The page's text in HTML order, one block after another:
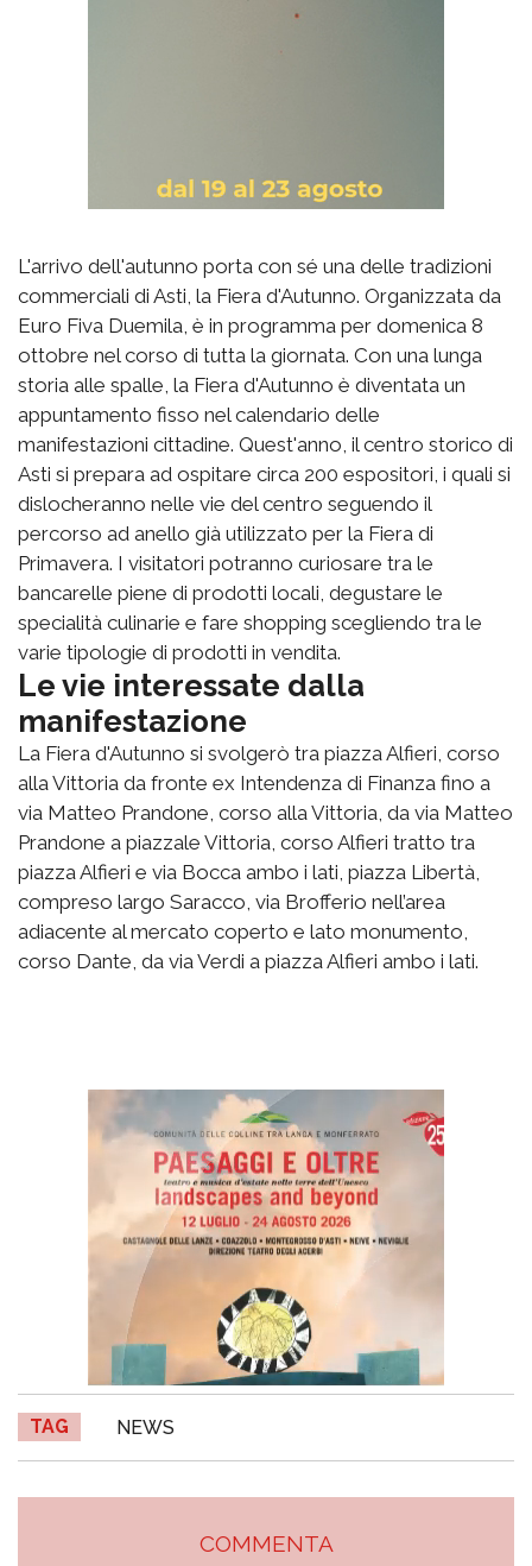
L'arrivo dell'autunno porta con sé una delle tradizioni
commerciali di Asti, la Fiera d'Autunno. Organizzata da
Euro Fiva Duemila, è in programma per domenica 8
ottobre nel corso di tutta la giornata. Con una lunga
storia alle spalle, la Fiera d'Autunno è diventata un
appuntamento fisso nel calendario delle
manifestazioni cittadine. Quest'anno, il centro storico di
Asti si prepara ad ospitare circa 200 espositori, i quali si
dislocheranno nelle vie del centro seguendo il
percorso ad anello già utilizzato per la Fiera di
Primavera. I visitatori potranno curiosare tra le
bancarelle piene di prodotti locali, degustare le
specialità culinarie e fare shopping scegliendo tra le
varie tipologie di prodotti in vendita.
Le vie interessate dalla
manifestazione
La Fiera d'Autunno si svolgerò tra piazza Alfieri, corso
alla Vittoria da fronte ex Intendenza di Finanza fino a
via Matteo Prandone, corso alla Vittoria, da via Matteo
Prandone a piazzale Vittoria, corso Alfieri tratto tra
piazza Alfieri e via Bocca ambo i lati, piazza Libertà,
compreso largo Saracco, via Brofferio nell’area
adiacente al mercato coperto e lato monumento,
corso Dante, da via Verdi a piazza Alfieri ambo i lati.
TAG NEWS
COMMENTA